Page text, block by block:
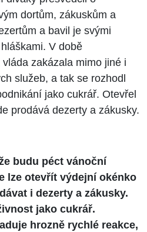
dortům, zákuskům a
a bavil je svými
V době
zakázala mimo jiné i
služeb, a tak se rozhodl
jako cukrář. Otevřel
prodává dezerty a zákusky.
budu péct vánoční
lze otevřít výdejní okénko
i dezerty a zákusky.
jako cukrář.
hrozně rychlé reakce,